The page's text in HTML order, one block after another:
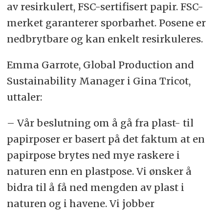
av resirkulert, FSC-sertifisert papir. FSC-
merket garanterer sporbarhet. Posene er
nedbrytbare og kan enkelt resirkuleres.
Emma Garrote, Global Production and
Sustainability Manager i Gina Tricot,
uttaler:
– Vår beslutning om å gå fra plast- til
papirposer er basert på det faktum at en
papirpose brytes ned mye raskere i
naturen enn en plastpose. Vi ønsker å
bidra til å få ned mengden av plast i
naturen og i havene. Vi jobber